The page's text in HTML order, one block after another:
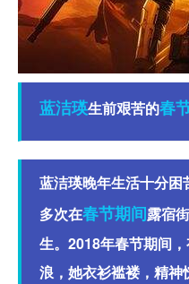
蓝洁瑛生前艰苦的春
蓝洁瑛晚年生活十分
多次在春节期间露宿
生。2018年春节期间
浪，她衣衫褴褛，精